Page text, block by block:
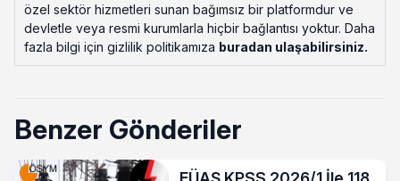
özel sektör hizmetleri sunan bağımsız bir platformdur ve
devletle veya resmi kurumlarla hiçbir bağlantısı yoktur. Daha
fazla bilgi için gizlilik politikamıza buradan ulaşabilirsiniz.
Benzer Gönderiler